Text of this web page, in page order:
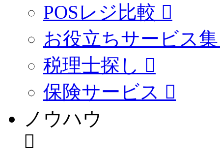
POSレジ比較
お役立ちサービス集
税理士探し
保険サービス
ノウハウ